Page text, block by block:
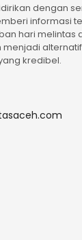
dengan
informasi
hari melintas
kredibel.